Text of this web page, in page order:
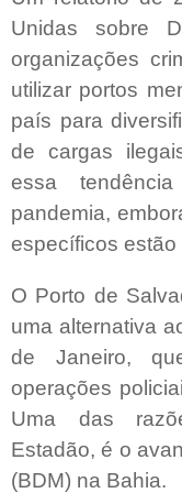
Unidas sobre
organizações
utilizar portos
país para
de cargas
essa
pandemia,
específicos
O Porto de
uma alternativa
de Janeiro,
operações
Uma das
Estadão, é o
(BDM) na Bahia.